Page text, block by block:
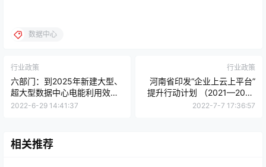
数据中心
行业政策
六部门：到2025年新建大型、
超大型数据中心电能利用效率
优于1.3
2022-6-29 14:41:37
行业政策
河南省印发“企业上云上平台”
提升行动计划 （2021—2023
年）
2022-7-7 17:36:57
相关推荐